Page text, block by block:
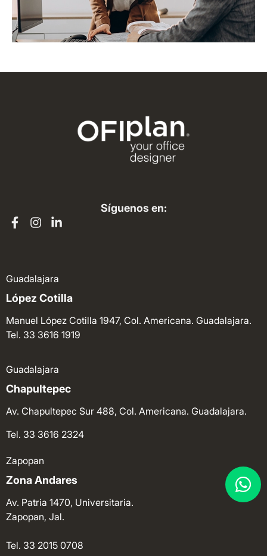
Síguenos en:
Guadalajara
López Cotilla
Manuel López Cotilla 1947, Col. Americana. Guadalajara.
Tel. 33 3616 1919
Guadalajara
Chapultepec
Av. Chapultepec Sur 488, Col. Americana. Guadalajara.
Tel. 33 3616 2324
Zapopan
Zona Andares
Av. Patria 1470, Universitaria.
Zapopan, Jal.
Tel. 33 2015 0708